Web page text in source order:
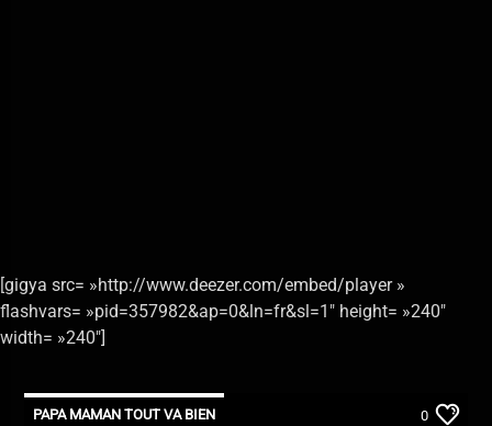
[gigya src= »http://www.deezer.com/embed/player »
flashvars= »pid=357982&ap=0&ln=fr&sl=1″ height= »240″
width= »240″]
PAPA MAMAN TOUT VA BIEN 0